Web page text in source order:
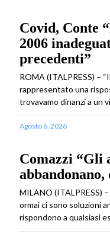
Covid, Conte
2006
precedenti”
ROMA (ITALPRESS) –
rappresentato una
trovavamo dinanzi a un
Agosto 6, 2026
Comazzi “Gli
MILANO (ITALPRESS)
ormai ci sono soluzioni
rispondono a qualsiasi